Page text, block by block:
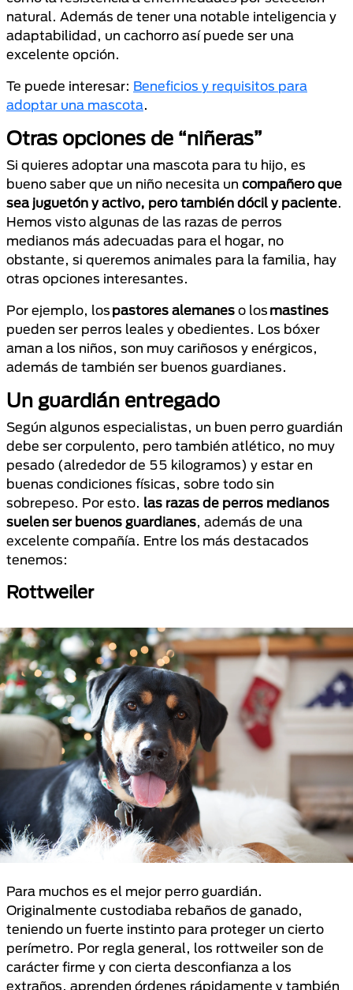
natural. Además de tener una notable inteligencia y
adaptabilidad, un cachorro así puede ser una
excelente opción.
Te puede interesar: Beneficios y requisitos para
adoptar una mascota.
Otras opciones de “niñeras”
Si quieres adoptar una mascota para tu hijo, es
bueno saber que un niño necesita un compañero que
sea juguetón y activo, pero también dócil y paciente.
Hemos visto algunas de las razas de perros
medianos más adecuadas para el hogar, no
obstante, si queremos animales para la familia, hay
otras opciones interesantes.
Por ejemplo, los pastores alemanes o los mastines
pueden ser perros leales y obedientes. Los bóxer
aman a los niños, son muy cariñosos y enérgicos,
además de también ser buenos guardianes.
Un guardián entregado
Según algunos especialistas, un buen perro guardián
debe ser corpulento, pero también atlético, no muy
pesado (alrededor de 55 kilogramos) y estar en
buenas condiciones físicas, sobre todo sin
sobrepeso. Por esto. las razas de perros medianos
suelen ser buenos guardianes, además de una
excelente compañía. Entre los más destacados
tenemos:
Rottweiler
Para muchos es el mejor perro guardián.
Originalmente custodiaba rebaños de ganado,
teniendo un fuerte instinto para proteger un cierto
perímetro. Por regla general, los rottweiler son de
carácter firme y con cierta desconfianza a los
extraños, aprenden órdenes rápidamente y también